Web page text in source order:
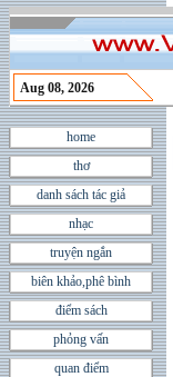
Aug 08, 2026
home
thơ
danh sách tác giả
nhạc
truyện ngắn
biên khảo,phê bình
điểm sách
phỏng vấn
quan điểm